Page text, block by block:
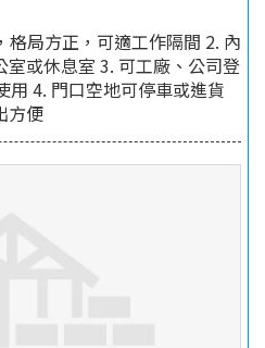
格局方正，可適工作隔間 2. 內
或休息室 3. 可工廠、公司登
用 4. 門口空地可停車或進貨
方便